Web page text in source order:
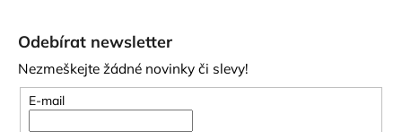
Odebírat newsletter
Nezmeškejte žádné novinky či slevy!
E-mail